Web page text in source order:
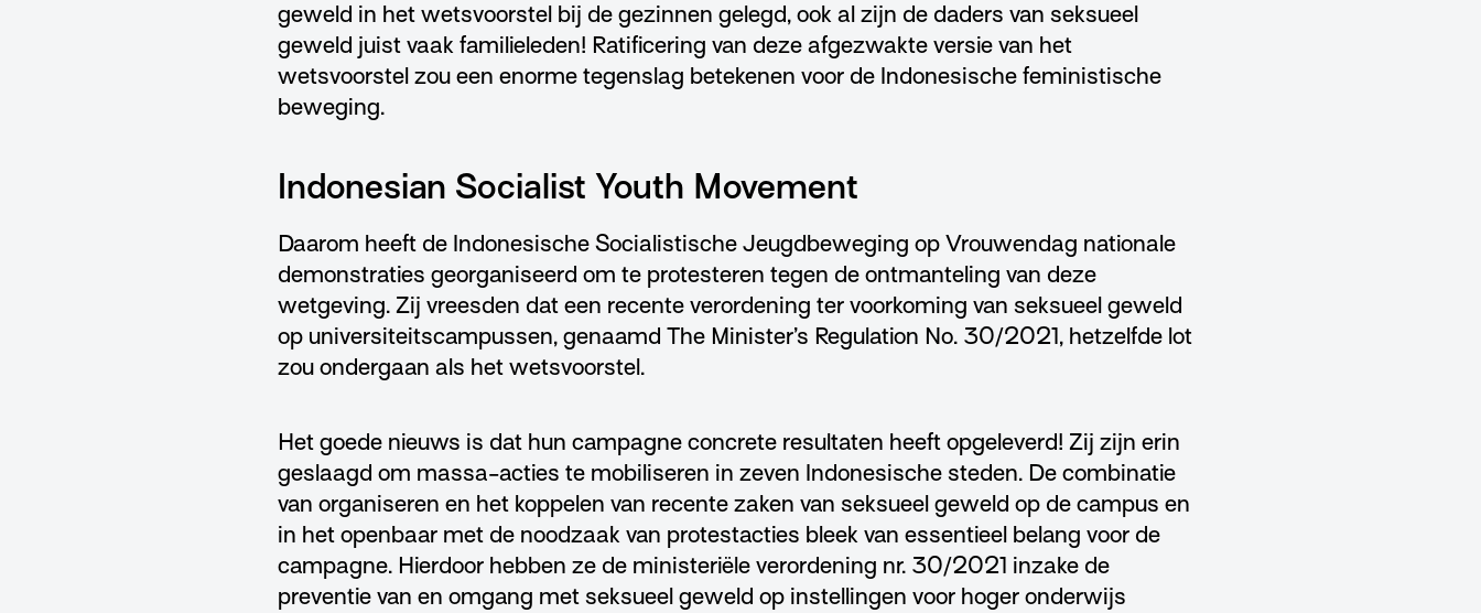
geweld in het wetsvoorstel bij de gezinnen gelegd, ook al zijn de daders van seksueel
geweld juist vaak familieleden! Ratificering van deze afgezwakte versie van het
wetsvoorstel zou een enorme tegenslag betekenen voor de Indonesische feministische
beweging.
Indonesian Socialist Youth Movement
Daarom heeft de Indonesische Socialistische Jeugdbeweging op Vrouwendag nationale
demonstraties georganiseerd om te protesteren tegen de ontmanteling van deze
wetgeving. Zij vreesden dat een recente verordening ter voorkoming van seksueel geweld
op universiteitscampussen, genaamd The Minister’s Regulation No. 30/2021, hetzelfde lot
zou ondergaan als het wetsvoorstel.
Het goede nieuws is dat hun campagne concrete resultaten heeft opgeleverd! Zij zijn erin
geslaagd om massa-acties te mobiliseren in zeven Indonesische steden. De combinatie
van organiseren en het koppelen van recente zaken van seksueel geweld op de campus en
in het openbaar met de noodzaak van protestacties bleek van essentieel belang voor de
campagne. Hierdoor hebben ze de ministeriële verordening nr. 30/2021 inzake de
preventie van en omgang met seksueel geweld op instellingen voor hoger onderwijs